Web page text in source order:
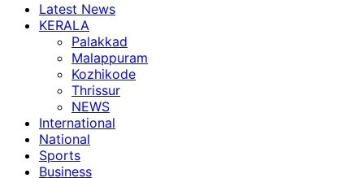
Latest News
KERALA
Palakkad
Malappuram
Kozhikode
Thrissur
NEWS
International
National
Sports
Business